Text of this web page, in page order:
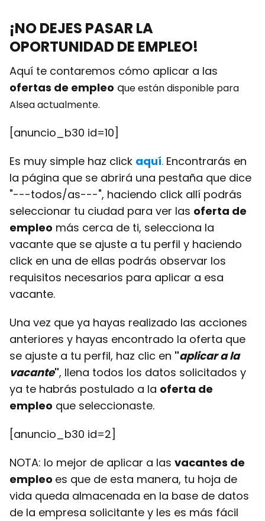
¡NO DEJES PASAR LA
OPORTUNIDAD DE EMPLEO!
Aquí te contaremos cómo aplicar a las
ofertas de empleo que están disponible para
Alseaactualmente.
[anuncio_b30 id=10]
Es muy simple haz click aquí. Encontrarás en
la página que se abrirá una pestaña que dice
"---todos/as---", haciendo click allí podrás
seleccionar tu ciudad para ver las oferta de
empleo más cerca de ti, selecciona la
vacante que se ajuste a tu perfil y haciendo
click en una de ellas podrás observar los
requisitos necesarios para aplicar a esa
vacante.
Una vez que ya hayas realizado las acciones
anteriores y hayas encontrado la oferta que
se ajuste a tu perfil, haz clic en "aplicar a la
vacante", llena todos los datos solicitados y
ya te habrás postulado a la oferta de
empleo que seleccionaste.
[anuncio_b30 id=2]
NOTA: lo mejor de aplicar a las vacantes de
empleo es que de esta manera, tu hoja de
vida queda almacenada en la base de datos
de la empresa solicitante y les es más fácil